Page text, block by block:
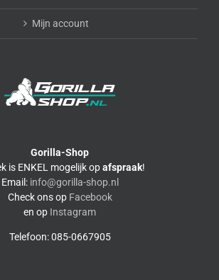
Mijn account
Gorilla-Shop
is ENKEL mogelijk opafspraak!
Email: info@gorilla-shop.nl
Check ons op Facebook
en op Instagram
Telefoon: 085-0667905